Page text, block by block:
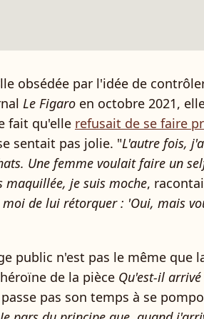
obsédée par l'idée de
Le Figaro en octobre 2021,
fait qu'elle refusait de se faire
sentait pas jolie. "L'autre fois,
Une femme voulait faire un
maquillée, je suis moche,
de lui rétorquer : 'Oui, mais
public n'est pas le même que
de la pièce Qu'est-il
pas son temps à se